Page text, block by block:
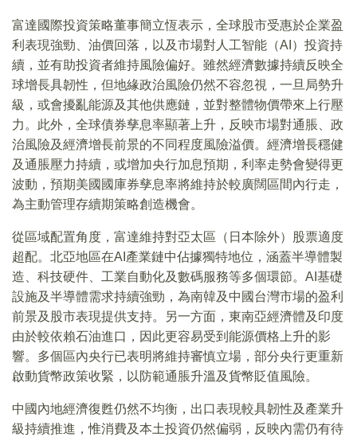
富達國際投資策略董事簡立恆表示，全球股市受惠於企業盈
利表現強勁、油價回落，以及市場對人工智能（AI）投資持
續，並有助投資者維持風險偏好。雖然經濟數據持續反映全
球增長具韌性，但地緣政治風險仍然不容忽視，一旦局勢升
級，或會擾亂能源及其他供應鏈，並對整體物價帶來上行壓
力。此外，全球債券孳息率顯著上升，反映市場對通脹、政
治風險及經濟增長前景的不同程度風險溢價。經濟增長穩健
及通脹壓力持續，或增加央行加息預期，利率走勢會變得更
波動，預期美國國庫券孳息率將維持於較廣闊區間內行走，
為主動管理存續期策略創造機會。
從區域配置角度，富達維持對亞太區（日本除外）股票適度
超配。北亞地區在AI產業鏈中佔據獨特地位，涵蓋半導體製
造、科技硬件、工業自動化及數碼服務等多個環節。AI基礎
設施及半導體需求持續強勁，為南韓及中國台灣市場的盈利
前景及股市表現提供支持。另一方面，東南亞經濟體及印度
由於較依賴石油進口，因此更容易受到能源價格上升的影
響。多個區內央行已表明將維持審慎立場，部分央行更重新
啟動貨幣政策收緊，以防範通脹升溫及貨幣貶值風險。
中國內地經濟復甦仍然不均衡，出口表現較具韌性及產業升
級持續推進，惟消費及本土投資仍然偏弱，反映內需仍有待